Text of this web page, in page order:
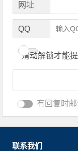
网址
QQ
滑动解锁才能
有回复时
联系我们